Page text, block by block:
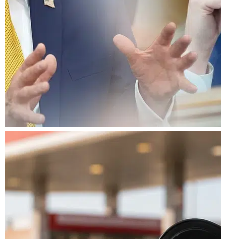
Washington'da İran
çatlağı derinleşiyor:
'Trump bu savaşı
kaybetti!'